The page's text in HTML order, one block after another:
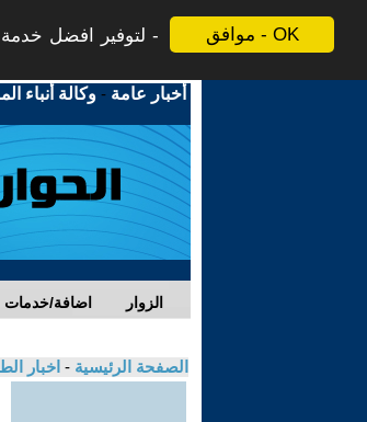
موافق - OK
لتوفير افضل
أخبار عامة -وكالة أنباء
اضافة/خدمات الزوار
الصفحة الرئيسية - اخبار